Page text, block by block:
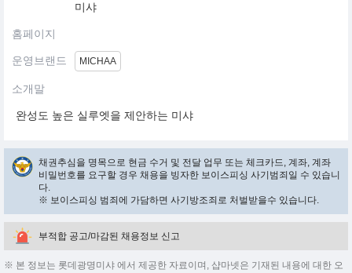
미샤
홈페이지
운영브랜드 MICHAA
소개말
완성도 높은 실루엣을 제안하는 미샤
채권추심을 명목으로 현금 수거 및 전달 업무 또는 체크카드, 계좌, 계좌
비밀번호를 요구할 경우 채용을 빙자한 보이스피싱 사기범죄일 수 있습니
다.
※ 보이스피싱 범죄에 가담하면 사기방조죄로 처벌받을수 있습니다.
부적합 공고/마감된 채용정보 신고
※ 본 정보는 롯데광명미샤 에서 제공한 자료이며, 샵마넷은 기재된 내용에 대한 오